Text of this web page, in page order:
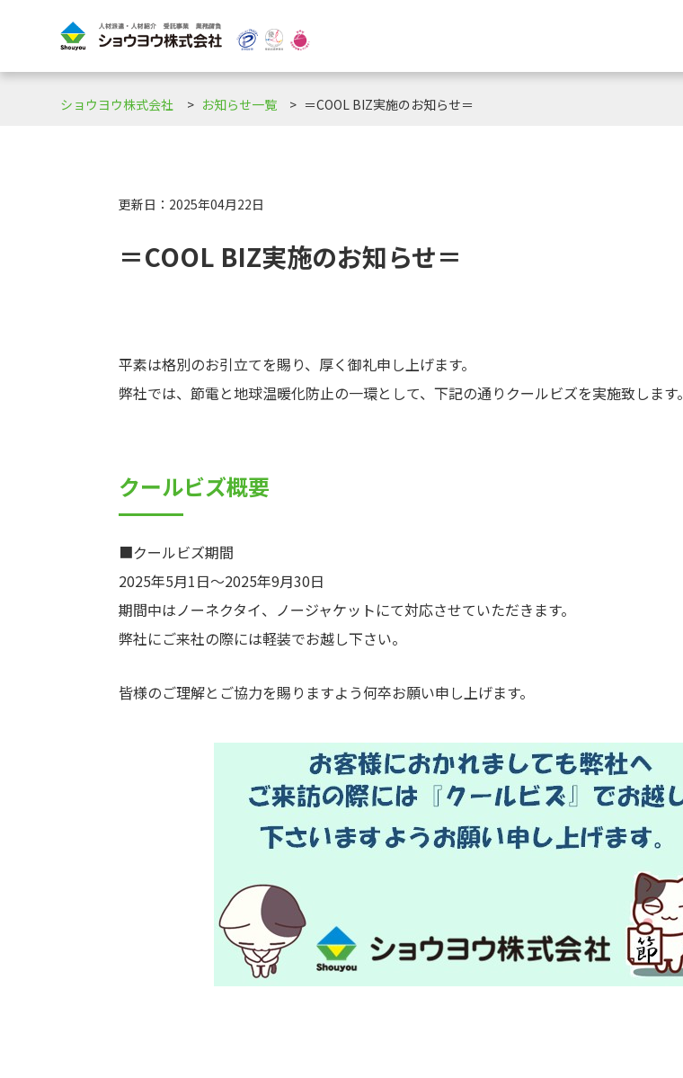
ショウヨウ株式会社 お知らせ一覧 ＝COOL BIZ実施のお知らせ＝
更新日：2025年04月22日
＝COOL BIZ実施のお知らせ＝
平素は格別のお引立てを賜り、厚く御礼申し上げます。
弊社では、節電と地球温暖化防止の一環として、下記の通りクールビズを実施致します。
クールビズ概要
■クールビズ期間
2025年5月1日～2025年9月30日
期間中はノーネクタイ、ノージャケットにて対応させていただきます。
弊社にご来社の際には軽装でお越し下さい。
皆様のご理解とご協力を賜りますよう何卒お願い申し上げます。